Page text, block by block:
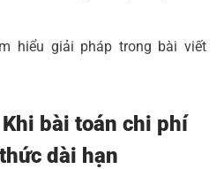
hiểu giải pháp trong bài viết
bài toán chi phí
dài hạn